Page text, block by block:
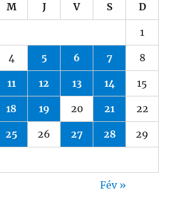
M J V S D
1
4 5 6 7 8
11 12 13 14 15
18 19 20 21 22
25 26 27 28 29
Fév »